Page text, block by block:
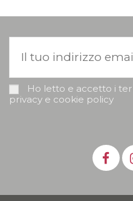
Ho letto e accetto i
privacy e cookie policy